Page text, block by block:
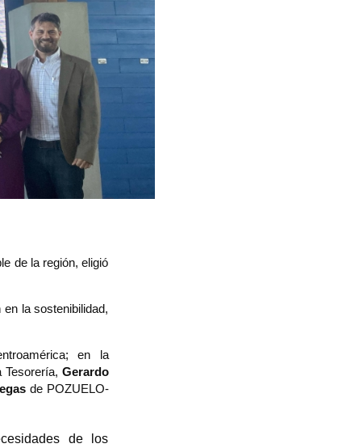
de la región, eligió
la sostenibilidad,
en la
Gerardo
de POZUELO-
de los